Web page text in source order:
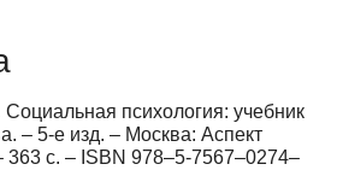
Социальная психология: учебник
– 5-е изд. – Москва: Аспект
363 с. – ISBN 978–5-7567–0274–